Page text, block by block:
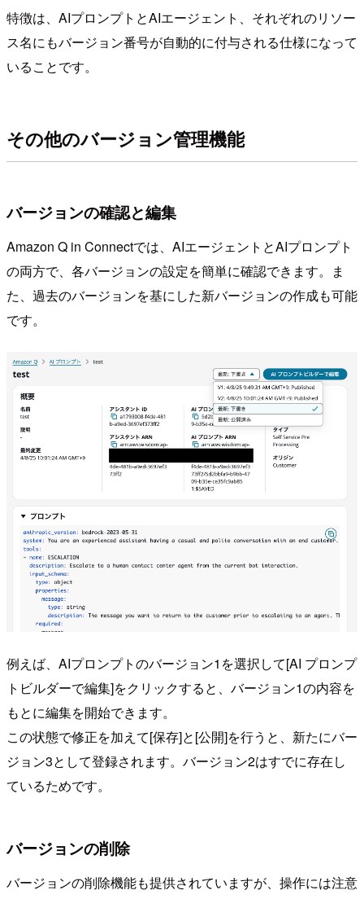
特徴は、AIプロンプトとAIエージェント、それぞれのリソー
ス名にもバージョン番号が自動的に付与される仕様になって
いることです。
その他のバージョン管理機能
バージョンの確認と編集
Amazon Q in Connectでは、AIエージェントとAIプロンプト
の両方で、各バージョンの設定を簡単に確認できます。ま
た、過去のバージョンを基にした新バージョンの作成も可能
です。
例えば、AIプロンプトのバージョン1を選択して[AI プロンプ
トビルダーで編集]をクリックすると、バージョン1の内容を
もとに編集を開始できます。
この状態で修正を加えて[保存]と[公開]を行うと、新たにバー
ジョン3として登録されます。バージョン2はすでに存在し
ているためです。
バージョンの削除
バージョンの削除機能も提供されていますが、操作には注意